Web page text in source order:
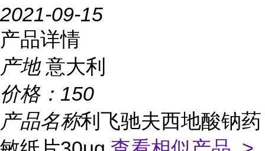
2021-09-15
产品详情
产地 意大利
价格： 150
产品名称利飞驰夫西地酸钠药